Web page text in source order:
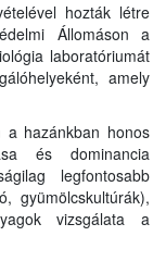
hozták létre
Állomáson a
laboratóriumát
amely
hazánkban honos
és dominancia
legfontosabb
gyümölcskultúrák),
vizsgálata a